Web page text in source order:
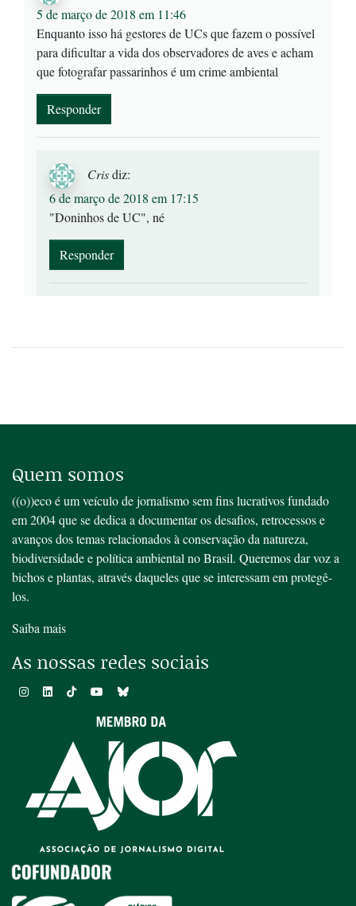
5 de março de 2018 em 11:46
Enquanto isso há gestores de UCs que fazem o possível
para dificultar a vida dos observadores de aves e acham
que fotografar passarinhos é um crime ambiental
Responder
Crisdiz:
6 de março de 2018 em 17:15
"Doninhos de UC", né
Responder
Quem somos
((o))eco é um veículo de jornalismo sem fins lucrativos fundado
em 2004 que se dedica a documentar os desafios, retrocessos e
avanços dos temas relacionados à conservação da natureza,
biodiversidade e política ambiental no Brasil. Queremos dar voz a
bichos e plantas, através daqueles que se interessam em protegê-
los.
Saiba mais
As nossas redes sociais